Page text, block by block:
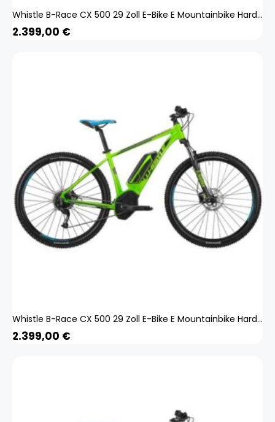
Whistle B-Race CX 500 29 Zoll E-Bike E Mountainbike Hardtail MTB Bosch Pedelec
2.399,00 €
Whistle B-Race CX 500 29 Zoll E-Bike E Mountainbike Hardtail MTB Bosch Pedelec
2.399,00 €